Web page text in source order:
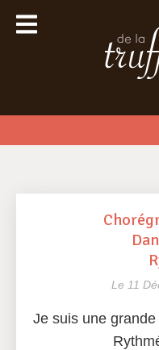
Le 11
Je suis une